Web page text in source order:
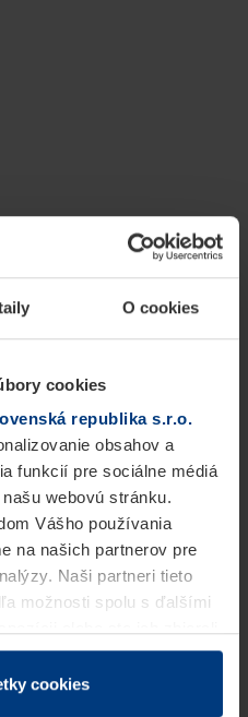
O cookies
cookies
republika s.r.o.
obsahov a
funkcií pre sociálne médiá
webovú stránku.
Vášho používania
na našich partnerov pre
Naši partneri tieto
možnosti spolu s ďalšími
cookies ukladať na Vašom
cookies